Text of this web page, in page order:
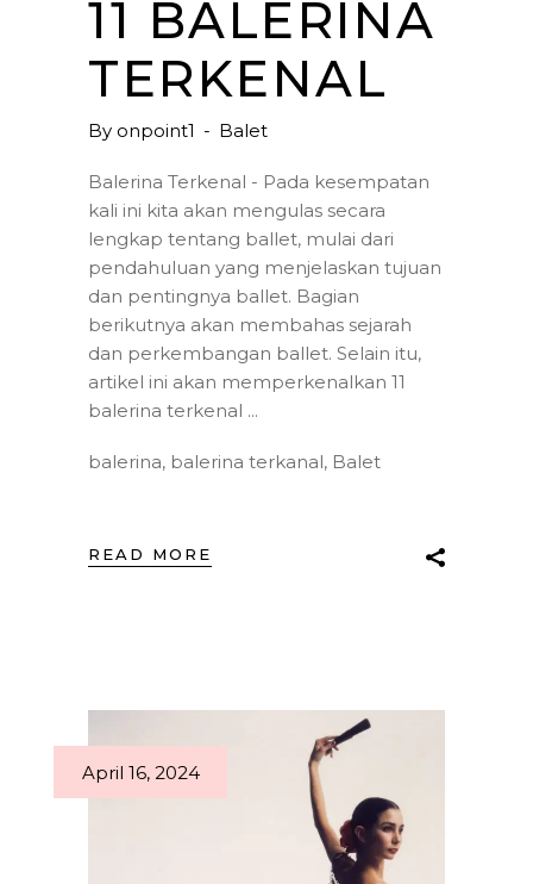
11 BALERINA
TERKENAL
By onpoint1 Balet
Balerina Terkenal - Pada kesempatan
kali ini kita akan mengulas secara
lengkap tentang ballet, mulai dari
pendahuluan yang menjelaskan tujuan
dan pentingnya ballet. Bagian
berikutnya akan membahas sejarah
dan perkembangan ballet. Selain itu,
artikel ini akan memperkenalkan 11
balerina terkenal
balerina, balerina terkanal, Balet
READ MORE
April 16, 2024